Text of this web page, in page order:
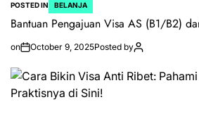
POSTED IN BELANJA
Bantuan Pengajuan Visa AS (B1/B2)
on October 9, 2025Posted by